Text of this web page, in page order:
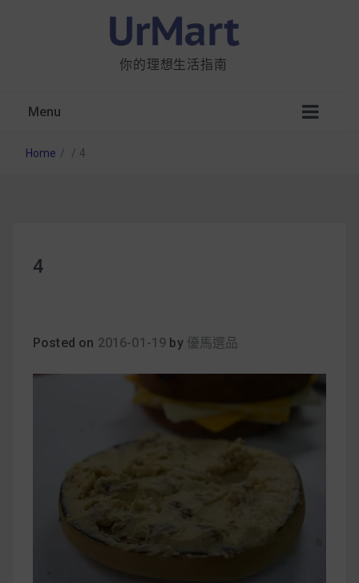
你的理想生活指南
Menu
健身重訓菜單
運動健身飲食建議
2020 年最新蛋白粉終極指南，讓你一次搞
Home / / 4
4
Posted on 2016-01-19 by 優馬選品